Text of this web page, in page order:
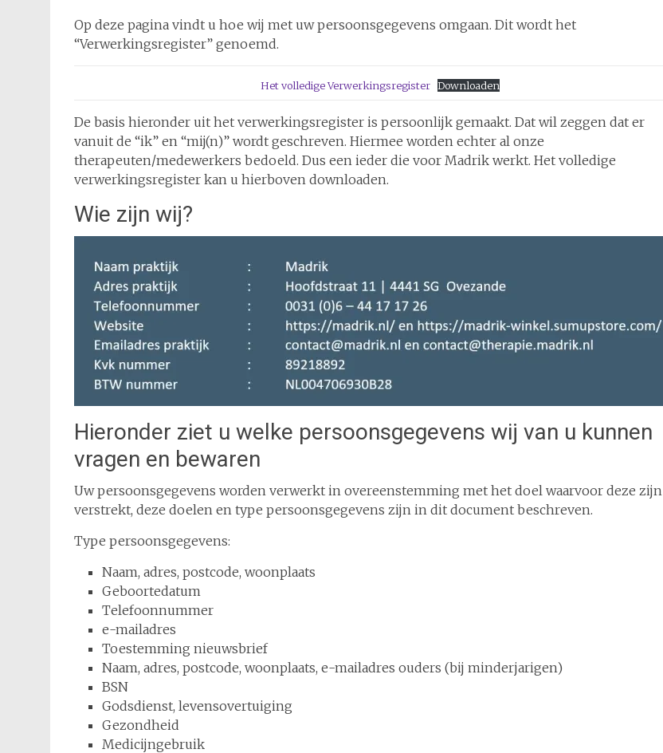
Op deze pagina vindt u hoe wij met uw persoonsgegevens omgaan. Dit wordt het
“Verwerkingsregister” genoemd.
Het volledige Verwerkingsregister Downloaden
De basis hieronder uit het verwerkingsregister is persoonlijk gemaakt. Dat wil zeggen dat er
vanuit de “ik” en “mij(n)” wordt geschreven. Hiermee worden echter al onze
therapeuten/medewerkers bedoeld. Dus een ieder die voor Madrik werkt. Het volledige
verwerkingsregister kan u hierboven downloaden.
Wie zijn wij?
Hieronder ziet u welke persoonsgegevens wij van u kunnen
vragen en bewaren
Uw persoonsgegevens worden verwerkt in overeenstemming met het doel waarvoor deze zijn
verstrekt, deze doelen en type persoonsgegevens zijn in dit document beschreven.
Type persoonsgegevens:
Naam, adres, postcode, woonplaats
Geboortedatum
Telefoonnummer
e-mailadres
Toestemming nieuwsbrief
Naam, adres, postcode, woonplaats, e-mailadres ouders (bij minderjarigen)
BSN
Godsdienst, levensovertuiging
Gezondheid
Medicijngebruik